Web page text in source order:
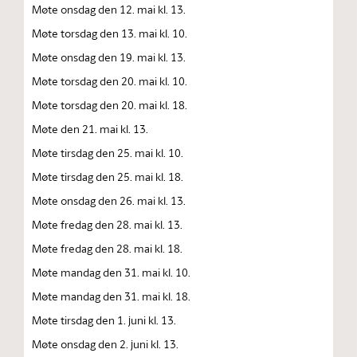
Møte onsdag den 12. mai kl. 13.
Møte torsdag den 13. mai kl. 10.
Møte onsdag den 19. mai kl. 13.
Møte torsdag den 20. mai kl. 10.
Møte torsdag den 20. mai kl. 18.
Møte den 21. mai kl. 13.
Møte tirsdag den 25. mai kl. 10.
Møte tirsdag den 25. mai kl. 18.
Møte onsdag den 26. mai kl. 13.
Møte fredag den 28. mai kl. 13.
Møte fredag den 28. mai kl. 18.
Møte mandag den 31. mai kl. 10.
Møte mandag den 31. mai kl. 18.
Møte tirsdag den 1. juni kl. 13.
Møte onsdag den 2. juni kl. 13.